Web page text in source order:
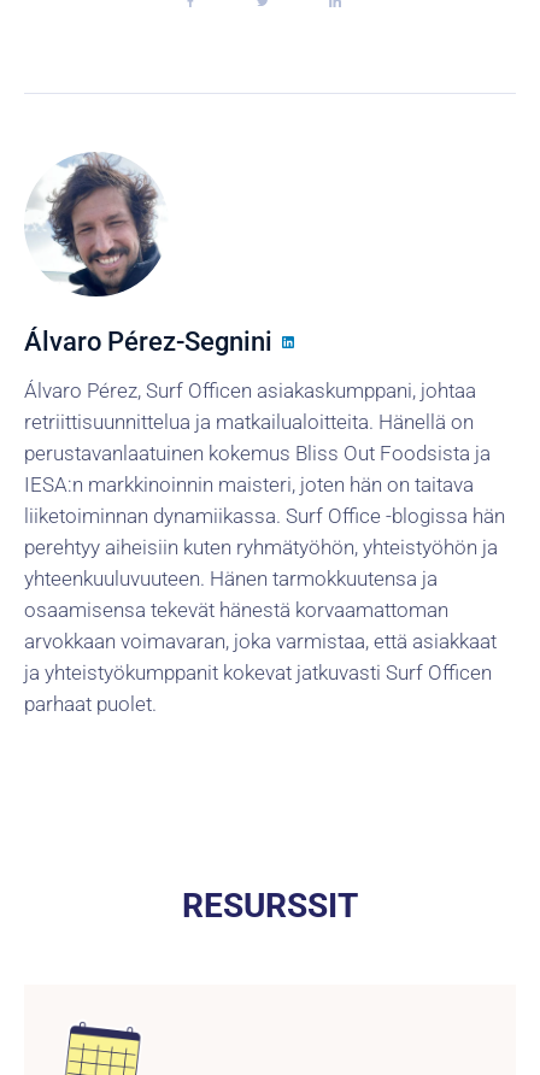
Álvaro Pérez-Segnini
Álvaro Pérez, Surf Officen asiakaskumppani, johtaa
retriittisuunnittelua ja matkailualoitteita. Hänellä on
perustavanlaatuinen kokemus Bliss Out Foodsista ja
IESA:n markkinoinnin maisteri, joten hän on taitava
liiketoiminnan dynamiikassa. Surf Office -blogissa hän
perehtyy aiheisiin kuten ryhmätyöhön, yhteistyöhön ja
yhteenkuuluvuuteen. Hänen tarmokkuutensa ja
osaamisensa tekevät hänestä korvaamattoman
arvokkaan voimavaran, joka varmistaa, että asiakkaat
ja yhteistyökumppanit kokevat jatkuvasti Surf Officen
parhaat puolet.
RESURSSIT